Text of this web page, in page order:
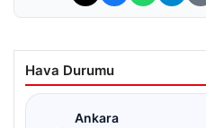
Hava Durumu
Ankara